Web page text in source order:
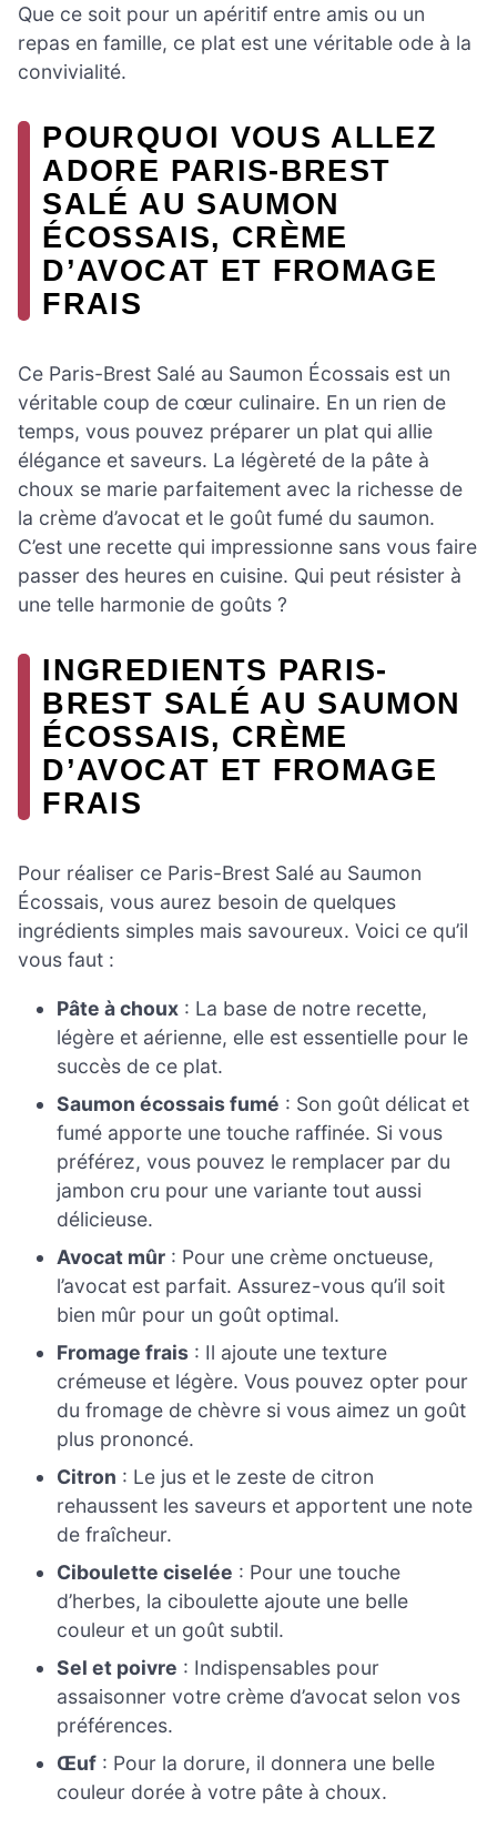
Que ce soit pour un apéritif entre amis ou un
repas en famille, ce plat est une véritable ode à la
convivialité.
POURQUOI VOUS ALLEZ
ADORE PARIS-BREST
SALÉ AU SAUMON
ÉCOSSAIS, CRÈME
D’AVOCAT ET FROMAGE
FRAIS
Ce Paris-Brest Salé au Saumon Écossais est un
véritable coup de cœur culinaire. En un rien de
temps, vous pouvez préparer un plat qui allie
élégance et saveurs. La légèreté de la pâte à
choux se marie parfaitement avec la richesse de
la crème d’avocat et le goût fumé du saumon.
C’est une recette qui impressionne sans vous faire
passer des heures en cuisine. Qui peut résister à
une telle harmonie de goûts ?
INGREDIENTS PARIS-
BREST SALÉ AU SAUMON
ÉCOSSAIS, CRÈME
D’AVOCAT ET FROMAGE
FRAIS
Pour réaliser ce Paris-Brest Salé au Saumon
Écossais, vous aurez besoin de quelques
ingrédients simples mais savoureux. Voici ce qu’il
vous faut :
Pâte à choux : La base de notre recette,
légère et aérienne, elle est essentielle pour le
succès de ce plat.
Saumon écossais fumé : Son goût délicat et
fumé apporte une touche raffinée. Si vous
préférez, vous pouvez le remplacer par du
jambon cru pour une variante tout aussi
délicieuse.
Avocat mûr : Pour une crème onctueuse,
l’avocat est parfait. Assurez-vous qu’il soit
bien mûr pour un goût optimal.
Fromage frais : Il ajoute une texture
crémeuse et légère. Vous pouvez opter pour
du fromage de chèvre si vous aimez un goût
plus prononcé.
Citron : Le jus et le zeste de citron
rehaussent les saveurs et apportent une note
de fraîcheur.
Ciboulette ciselée : Pour une touche
d’herbes, la ciboulette ajoute une belle
couleur et un goût subtil.
Sel et poivre : Indispensables pour
assaisonner votre crème d’avocat selon vos
préférences.
Œuf : Pour la dorure, il donnera une belle
couleur dorée à votre pâte à choux.